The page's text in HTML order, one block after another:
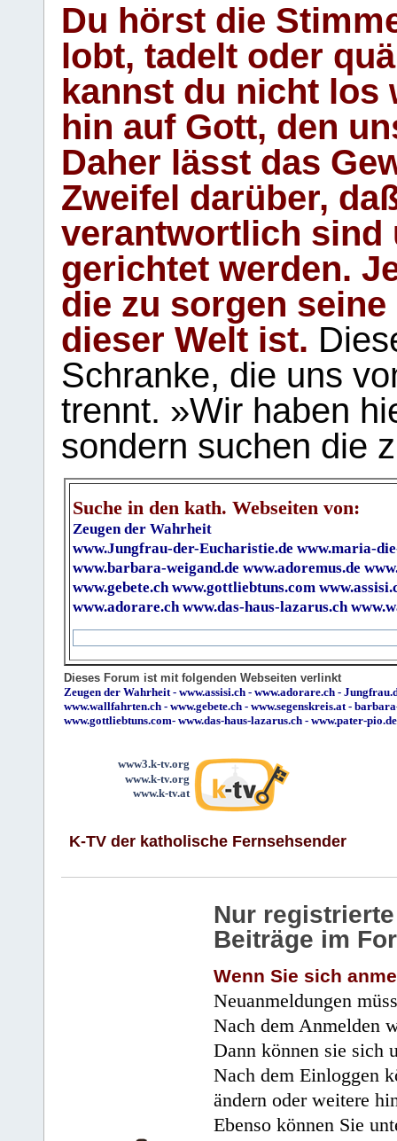
Du hörst die
lobt, tadelt oder
kannst du nicht los
hin auf Gott, den
Daher lässt das
Zweifel darüber,
verantwortlich sind
gerichtet werden.
die zu sorgen
dieser Welt ist.
Schranke, die uns
trennt. »Wir haben
sondern suchen die
Suche in den kath. Webseiten von:
Zeugen der Wahrheit
www.Jungfrau-der-Eucharistie.de www.maria-
www.barbara-weigand.de www.adoremus.de
www.gebete.ch www.gottliebtuns.com
www.adorare.ch www.das-haus-lazarus.ch
Dieses Forum ist mit folgenden Webseiten verlinkt
Zeugen der Wahrheit- www.assisi.ch - www.adorare.ch -
www.wallfahrten.ch - www.gebete.ch - www.segenskreis.at-
www.gottliebtuns.com- www.das-haus-lazarus.ch - www.pater-pio.de
www3.k-tv.org
www.k-tv.org
www.k-tv.at
K-TV der katholische Fernsehsender
Nur
Beiträge im
Wenn Sie sich
Neuanmeldungen
Nach dem Anmelden
Dann können sie sich
Nach dem Einloggen
ändern oder weitere
Ebenso können Sie